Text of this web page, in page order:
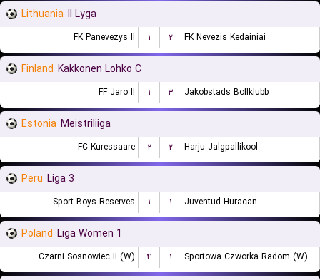
Lithuania II Lyga
FK Panevezys II ۱ ۲ FK Nevezis Kedainiai
Finland Kakkonen Lohko C
FF Jaro II ۱ ۳ Jakobstads Bollklubb
Estonia Meistriliiga
FC Kuressaare ۲ ۲ Harju Jalgpallikool
Peru Liga 3
Sport Boys Reserves ۱ ۱ Juventud Huracan
Poland 1 Liga Women
Czarni Sosnowiec II (W) ۴ ۱ Sportowa Czworka Radom (W)